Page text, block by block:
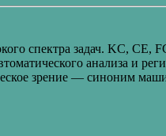
спектра задач. KC, CE,
анализа и
зрение — синоним